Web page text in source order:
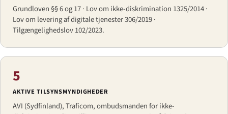
Grundloven §§ 6 og 17 · Lov om ikke-diskrimination 1325/2014 ·
Lov om levering af digitale tjenester 306/2019 ·
Tilgængelighedslov 102/2023.
5
AKTIVE TILSYNSMYNDIGHEDER
AVI (Sydfinland), Traficom, ombudsmanden for ikke-